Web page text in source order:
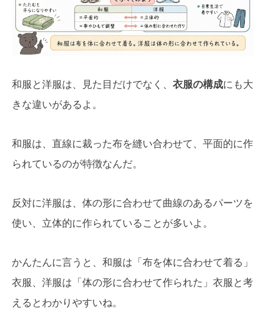
和服と洋服は、見た目だけでなく、 衣服の構成にも大
きな違いがあるよ。
和服は、直線に裁った布を縫い合わせて、平面的に作
られているのが特徴なんだ。
反対に洋服は、体の形に合わせて曲線のあるパーツを
使い、立体的に作られていることが多いよ。
かんたんに言うと、和服は「布を体に合わせて着る」
衣服、洋服は「体の形に合わせて作られた」衣服と考
えるとわかりやすいね。